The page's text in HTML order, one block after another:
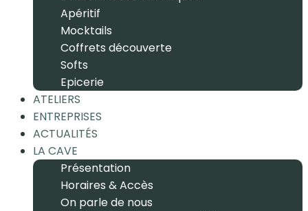
Apéritif
Mocktails
Coffrets découverte
Softs
Epicerie
ATELIERS
ENTREPRISES
ACTUALITÉS
LA CAVE
Présentation
Horaires & Accès
On parle de nous